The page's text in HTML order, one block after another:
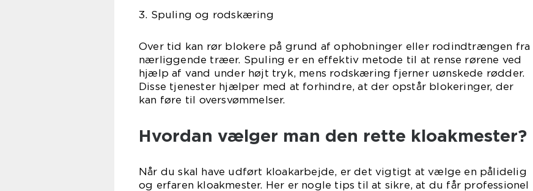
3. Spuling og rodskæring
Over tid kan rør blokere på grund af ophobninger eller rodindtrængen fra
nærliggende træer. Spuling er en effektiv metode til at rense rørene ved
hjælp af vand under højt tryk, mens rodskæring fjerner uønskede rødder.
Disse tjenester hjælper med at forhindre, at der opstår blokeringer, der
kan føre til oversvømmelser.
Hvordan vælger man den rette kloakmester?
Når du skal have udført kloakarbejde, er det vigtigt at vælge en pålidelig
og erfaren kloakmester. Her er nogle tips til at sikre, at du får professionel